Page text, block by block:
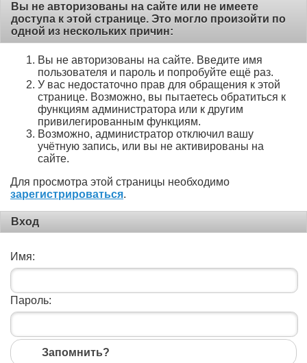
Вы не авторизованы на сайте или не имеете
доступа к этой странице. Это могло произойти по
одной из нескольких причин:
Вы не авторизованы на сайте. Введите имя
пользователя и пароль и попробуйте ещё раз.
У вас недостаточно прав для обращения к этой
странице. Возможно, вы пытаетесь обратиться к
функциям администратора или к другим
привилегированным функциям.
Возможно, администратор отключил вашу
учётную запись, или вы не активированы на
сайте.
Для просмотра этой страницы необходимо
зарегистрироваться.
Вход
Имя:
Пароль:
Запомнить?